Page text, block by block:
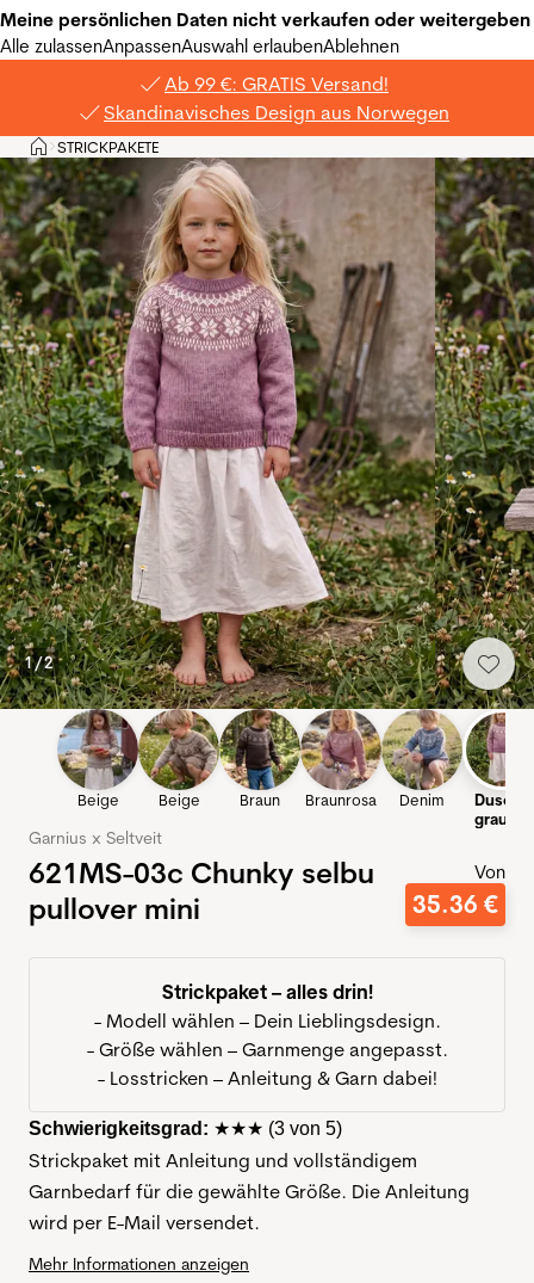
Meine persönlichen Daten nicht verkaufen oder weitergeben
Alle zulassenAnpassenAuswahl erlaubenAblehnen
Ab 99 €: GRATIS Versand!
Skandinavisches Design aus Norwegen
Privat
>STRICKPAKETE
1/2
Beige Beige Braun Braunrosa Denim
Dusche
grau-lila
Garnius x Seltveit
621MS-03c Chunky selbu
pullover mini
Von
35.36 €
Strickpaket – alles drin!
- Modell wählen – Dein Lieblingsdesign.
- Größe wählen – Garnmenge angepasst.
- Losstricken – Anleitung & Garn dabei!
Schwierigkeitsgrad: ★★★ (3 von 5)
Strickpaket mit Anleitung und vollständigem
Garnbedarf für die gewählte Größe. Die Anleitung
wird per E-Mail versendet.
Mehr Informationen anzeigen